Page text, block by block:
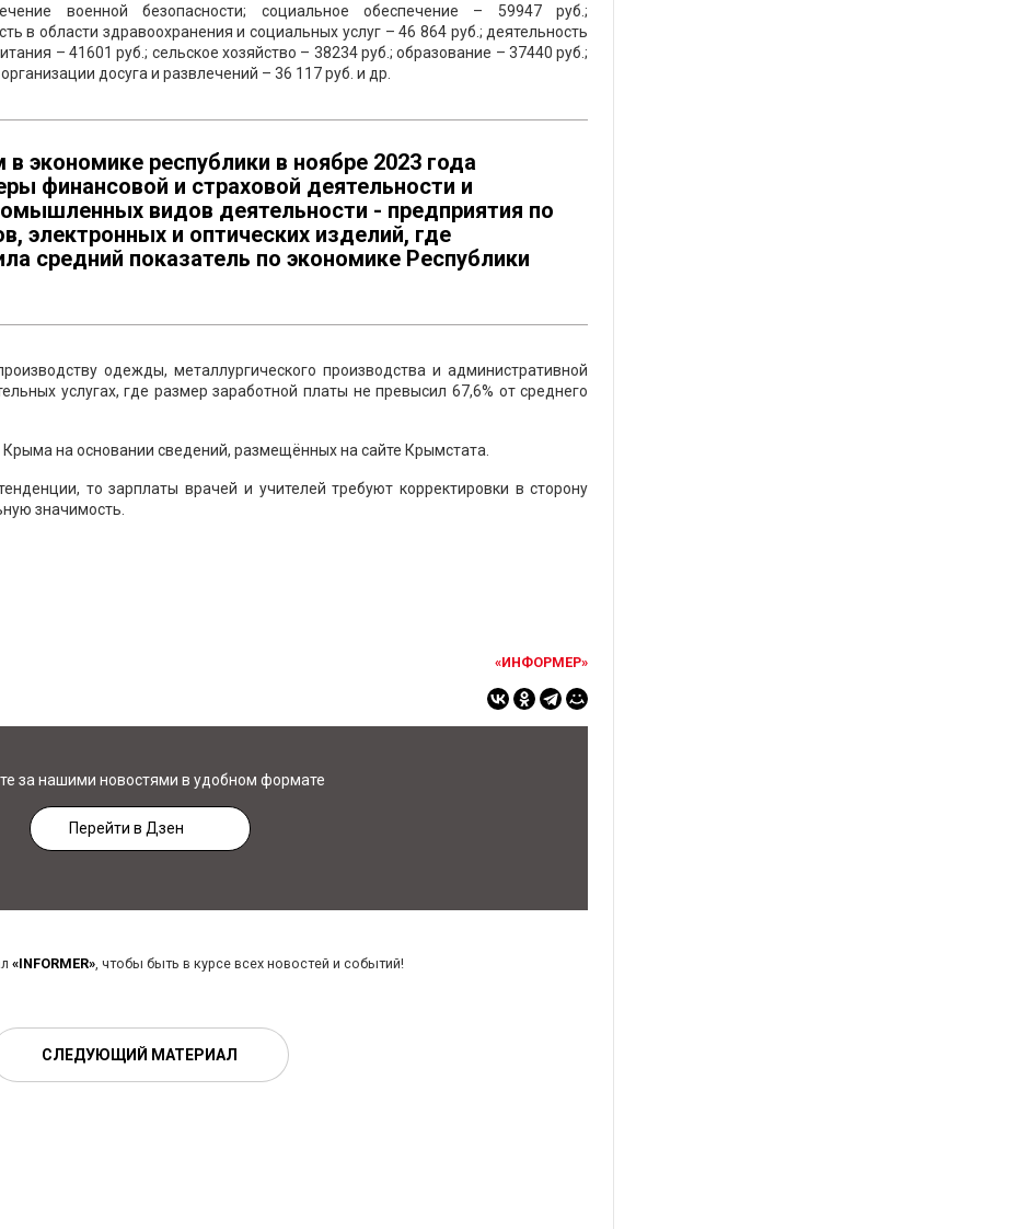
военной безопасности; социальное обеспечение – 59947 руб.;
в области здравоохранения и социальных услуг – 46 864 руб.; деятельность
– 41601 руб.; сельское хозяйство – 38234 руб.; образование – 37440 руб.;
досуга и развлечений – 36 117 руб. и др.
экономике республики в ноябре 2023 года
финансовой и страховой деятельности и
видов деятельности - предприятия по
электронных и оптических изделий, где
средний показатель по экономике Республики
одежды, металлургического производства и административной
услугах, где размер заработной платы не превысил 67,6% от среднего
Крыма на основании сведений, размещённых на сайте Крымстата.
то зарплаты врачей и учителей требуют корректировки в сторону
значимость.
«ИНФОРМЕР»
за нашими новостями в удобном формате
Перейти в Дзен
«INFORMER», чтобы быть в курсе всех новостей и событий!
СЛЕДУЮЩИЙ МАТЕРИАЛ